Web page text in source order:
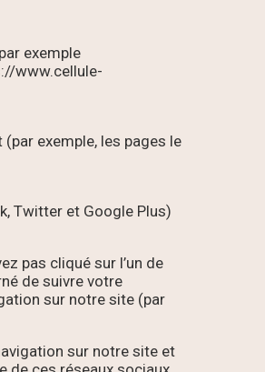
exemple
www.cellule-
exemple, les pages le
Twitter et Google Plus)
pas cliqué sur l’un de
de suivre votre
sur notre site (par
sur notre site et